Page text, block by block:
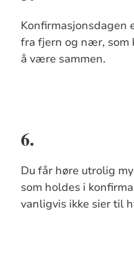
Konfirmasjonsdagen
fra fjern og nær, som
å være sammen.
6.
Du får høre utrolig
som holdes i
vanligvis ikke sier til